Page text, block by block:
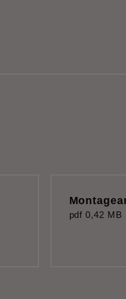
pdf 0,42 MB